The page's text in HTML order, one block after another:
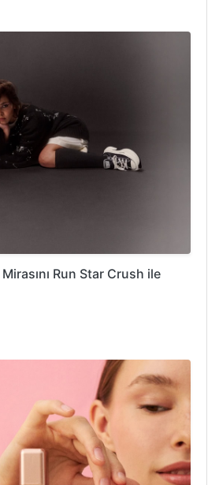
Run Star Crush ile